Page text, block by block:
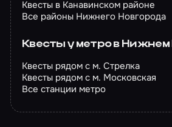
Квесты в Канавинском районе
Все районы Нижнего Новгорода
Квесты у метро в Нижнем
Квесты рядом с м. Стрелка
Квесты рядом с м. Московская
Все станции метро